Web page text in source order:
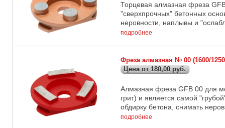
Торцевая алмазная фреза
"сверхпрочных" бетонных
неровности, наплывы и
подробнее
Фреза алмазная № 00 (1600/
Цена от 180,00 руб.
Алмазная фреза GFB 00 для
грит) и является самой
обдирку бетона, снимать
подробнее